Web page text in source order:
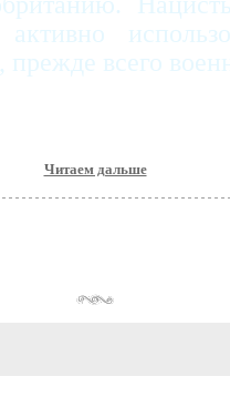
прежде всего
Читаем дальше